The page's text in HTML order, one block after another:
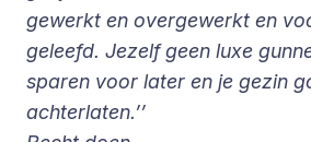
gewerkt en overgewerkt en
geleefd. Jezelf geen luxe
sparen voor later en je gezin
achterlaten.’’